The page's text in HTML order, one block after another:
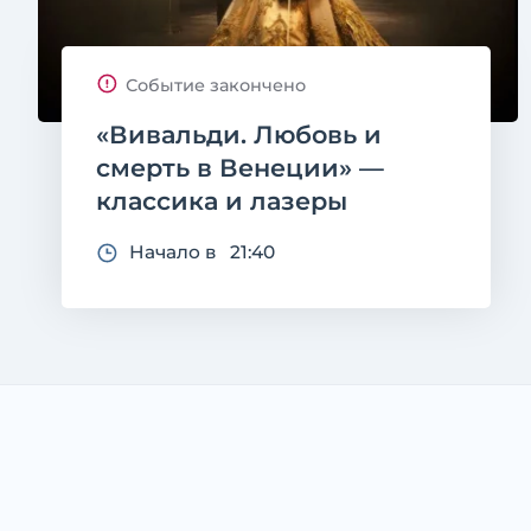
Событие закончено
«Вивальди. Любовь и
смерть в Венеции» —
классика и лазеры
Начало в 21:40